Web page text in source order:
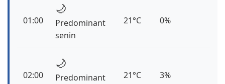
01:00
🌙
Predominant
senin
21°C 0%
02:00
🌙
Predominant
21°C 3%